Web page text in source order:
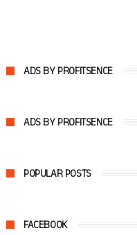
ADS BY PROFITSENCE
ADS BY PROFITSENCE
POPULAR POSTS
FACEBOOK